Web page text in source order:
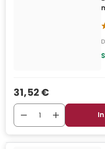
Verkaufspreis
31,52 €